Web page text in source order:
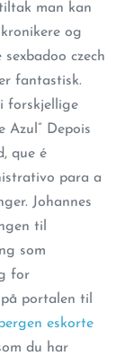
man kan
og
czech
fantastisk.
forskjellige
Azul” Depois
que é
para a
Johannes
til
som
for
portalen til
eskorte
du har